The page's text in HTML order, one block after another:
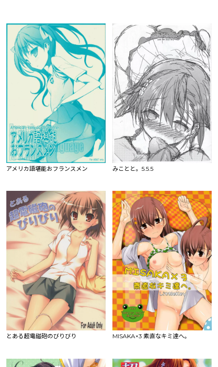
アメリカ語堪能おフランスメン みことと。5.5.5
とある超電磁砲のびりびり MISAKA×3 素直なキミ達へ。